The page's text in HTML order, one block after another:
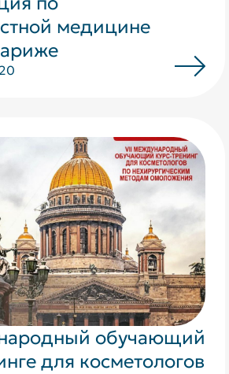
медицине
обучающий
для косметологов